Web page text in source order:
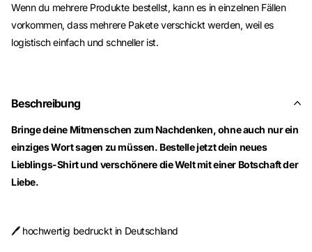
Wenn du mehrere Produkte bestellst, kann es in einzelnen Fällen
vorkommen, dass mehrere Pakete verschickt werden, weil es
logistisch einfach und schneller ist.
Beschreibung
Bringe deine Mitmenschen zum Nachdenken, ohne auch nur ein
einziges Wort sagen zu müssen. Bestelle jetzt dein neues
Lieblings-Shirt und verschönere die Welt mit einer Botschaft der
Liebe.
🖊️ hochwertig bedruckt in Deutschland